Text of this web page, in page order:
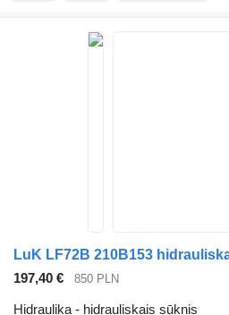
LuK LF72B 210B153
197,40 €
850 PLN
Hidraulika - hidrauliskais sūknis